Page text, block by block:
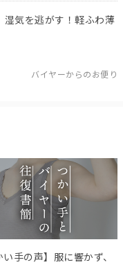
湿気を逃がす！軽ふわ薄
バイヤーからのお便り
い手の声】服に響かず、